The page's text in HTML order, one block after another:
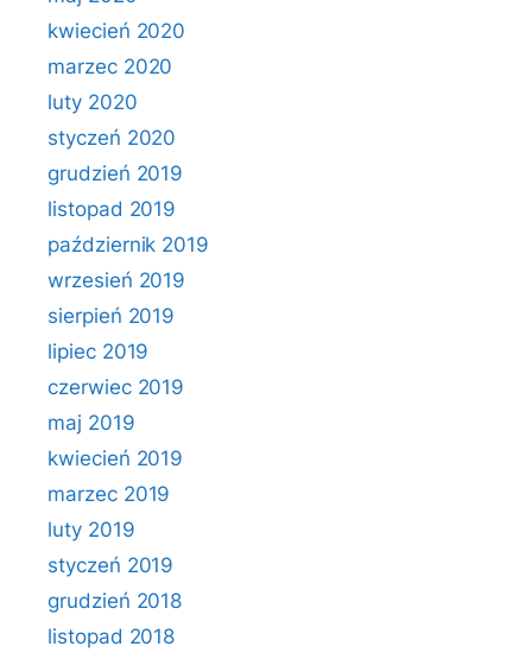
kwiecień 2020
marzec 2020
luty 2020
styczeń 2020
grudzień 2019
listopad 2019
październik 2019
wrzesień 2019
sierpień 2019
lipiec 2019
czerwiec 2019
maj 2019
kwiecień 2019
marzec 2019
luty 2019
styczeń 2019
grudzień 2018
listopad 2018